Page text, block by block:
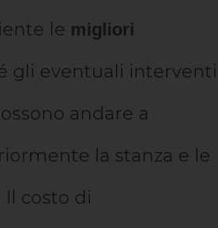
le migliori
gli eventuali interventi
andare a
la stanza e le
costo di